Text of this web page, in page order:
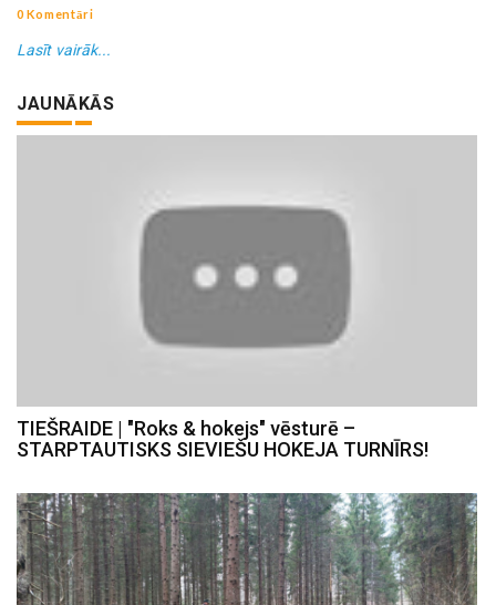
0 Komentāri
Lasīt vairāk...
JAUNĀKĀS
TIEŠRAIDE | "Roks & hokejs" vēsturē –
STARPTAUTISKS SIEVIEŠU HOKEJA TURNĪRS!